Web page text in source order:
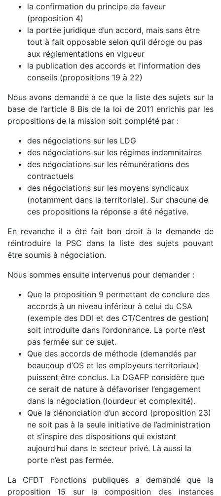
la confirmation du principe de faveur
(proposition 4)
la portée juridique d’un accord, mais sans être
tout à fait opposable selon qu’il déroge ou pas
aux réglementations en vigueur
la publication des accords et l’information des
conseils (propositions 19 à 22)
Nous avons demandé à ce que la liste des sujets sur la
base de l’article 8 Bis de la loi de 2011 enrichis par les
propositions de la mission soit complété par :
des négociations sur les LDG
des négociations sur les régimes indemnitaires
des négociations sur les rémunérations des
contractuels
des négociations sur les moyens syndicaux
(notamment dans la territoriale). Sur chacune de
ces propositions la réponse a été négative.
En revanche il a été fait bon droit à la demande de
réintroduire la PSC dans la liste des sujets pouvant
être soumis à négociation.
Nous sommes ensuite intervenus pour demander :
Que la proposition 9 permettant de conclure des
accords à un niveau inférieur à celui du CSA
(exemple des DDI et des CT/Centres de gestion)
soit introduite dans l’ordonnance. La porte n’est
pas fermée sur ce sujet.
Que des accords de méthode (demandés par
beaucoup d’OS et les employeurs territoriaux)
puissent être conclus. La DGAFP considère que
ce serait de nature à défavoriser l’engagement
dans la négociation (lourdeur et complexité).
Que la dénonciation d’un accord (proposition 23)
ne soit pas à la seule initiative de l’administration
et s’inspire des dispositions qui existent
aujourd’hui dans le secteur privé. Là aussi la
porte n’est pas fermée.
La CFDT Fonctions publiques a demandé que la
proposition 15 sur la composition des instances